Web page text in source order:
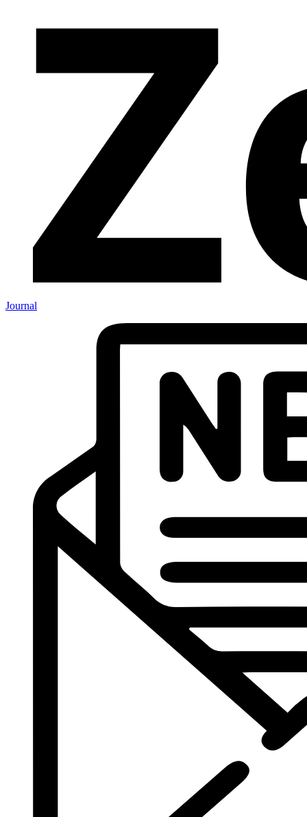
Journal